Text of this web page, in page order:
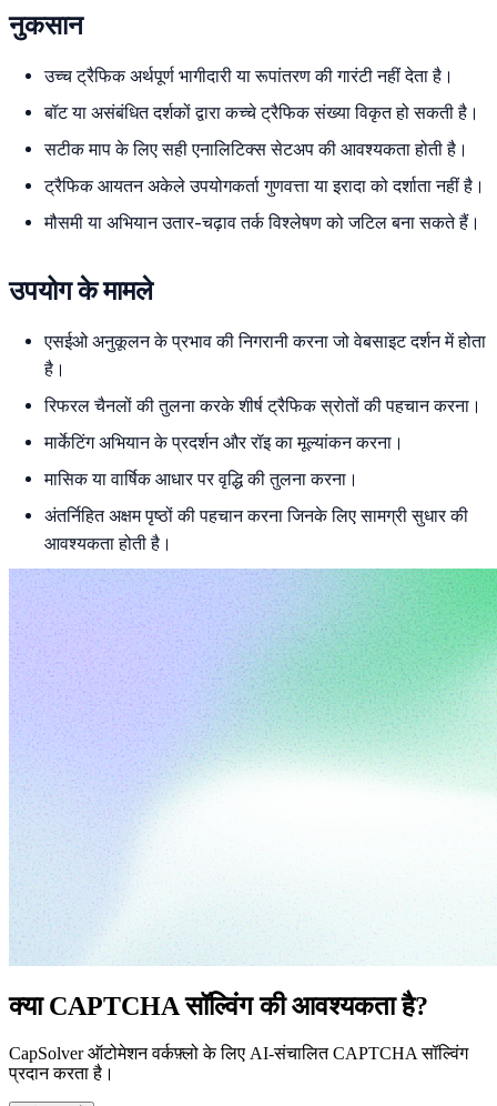
नुकसान
उच्च ट्रैफिक अर्थपूर्ण भागीदारी या रूपांतरण की गारंटी नहीं देता है।
बॉट या असंबंधित दर्शकों द्वारा कच्चे ट्रैफिक संख्या विकृत हो सकती है।
सटीक माप के लिए सही एनालिटिक्स सेटअप की आवश्यकता होती है।
ट्रैफिक आयतन अकेले उपयोगकर्ता गुणवत्ता या इरादा को दर्शाता नहीं है।
मौसमी या अभियान उतार-चढ़ाव तर्क विश्लेषण को जटिल बना सकते हैं।
उपयोग के मामले
एसईओ अनुकूलन के प्रभाव की निगरानी करना जो वेबसाइट दर्शन में होता
है।
रिफरल चैनलों की तुलना करके शीर्ष ट्रैफिक स्रोतों की पहचान करना।
मार्केटिंग अभियान के प्रदर्शन और रॉइ का मूल्यांकन करना।
मासिक या वार्षिक आधार पर वृद्धि की तुलना करना।
अंतर्निहित अक्षम पृष्ठों की पहचान करना जिनके लिए सामग्री सुधार की
आवश्यकता होती है।
क्या CAPTCHA सॉल्विंग की आवश्यकता है?
CapSolver ऑटोमेशन वर्कफ़्लो के लिए AI-संचालित CAPTCHA सॉल्विंग
प्रदान करता है।